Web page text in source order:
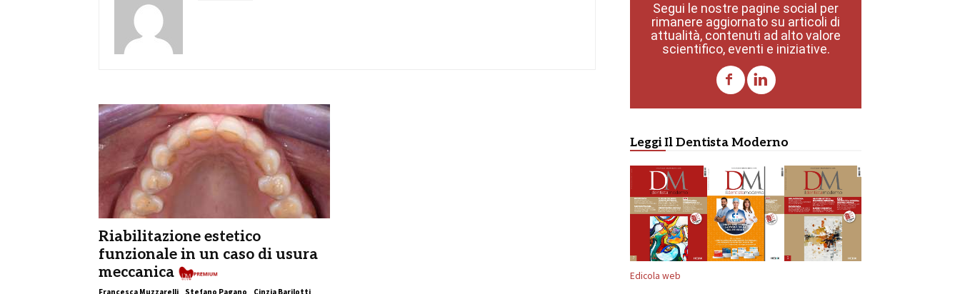
Riabilitazione estetico
funzionale in un caso di usura
meccanica
Francesca Muzzarelli , Stefano Pagano , Cinzia Barilotti ,
Segui le nostre pagine social per
rimanere aggiornato su articoli di
attualità, contenuti ad alto valore
scientifico, eventi e iniziative.
Leggi Il Dentista Moderno
Edicola web